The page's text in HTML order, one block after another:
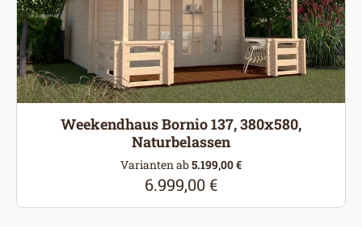
Weekendhaus Bornio 137, 380x580,
Naturbelassen
Varianten ab5.199,00 €
Regulärer Preis:
6.999,00 €